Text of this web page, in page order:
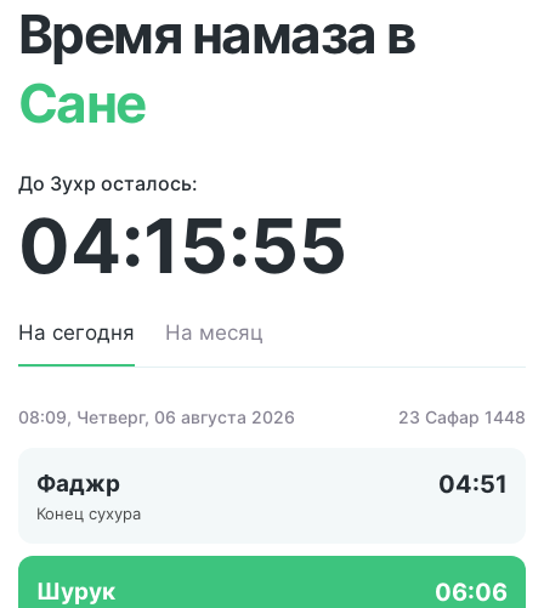
Время намаза в
Сане
До Зухр осталось:
04:15:55
На сегодня На месяц
08:09, Четверг, 06 августа 2026 23 Сафар 1448
Фаджр 04:51
Конец сухура
Шурук 06:06